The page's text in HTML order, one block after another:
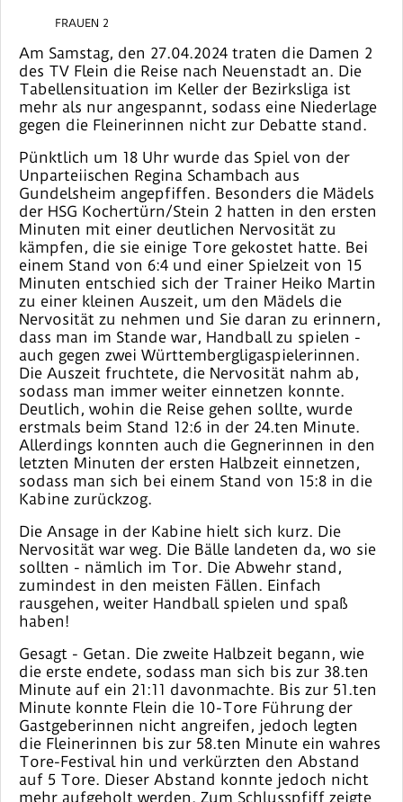
FRAUEN 2
Am Samstag, den 27.04.2024 traten die Damen 2
des TV Flein die Reise nach Neuenstadt an. Die
Tabellensituation im Keller der Bezirksliga ist
mehr als nur angespannt, sodass eine Niederlage
gegen die Fleinerinnen nicht zur Debatte stand.
Pünktlich um 18 Uhr wurde das Spiel von der
Unparteiischen Regina Schambach aus
Gundelsheim angepfiffen. Besonders die Mädels
der HSG Kochertürn/Stein 2 hatten in den ersten
Minuten mit einer deutlichen Nervosität zu
kämpfen, die sie einige Tore gekostet hatte. Bei
einem Stand von 6:4 und einer Spielzeit von 15
Minuten entschied sich der Trainer Heiko Martin
zu einer kleinen Auszeit, um den Mädels die
Nervosität zu nehmen und Sie daran zu erinnern,
dass man im Stande war, Handball zu spielen -
auch gegen zwei Württembergligaspielerinnen.
Die Auszeit fruchtete, die Nervosität nahm ab,
sodass man immer weiter einnetzen konnte.
Deutlich, wohin die Reise gehen sollte, wurde
erstmals beim Stand 12:6 in der 24.ten Minute.
Allerdings konnten auch die Gegnerinnen in den
letzten Minuten der ersten Halbzeit einnetzen,
sodass man sich bei einem Stand von 15:8 in die
Kabine zurückzog.
Die Ansage in der Kabine hielt sich kurz. Die
Nervosität war weg. Die Bälle landeten da, wo sie
sollten - nämlich im Tor. Die Abwehr stand,
zumindest in den meisten Fällen. Einfach
rausgehen, weiter Handball spielen und spaß
haben!
Gesagt - Getan. Die zweite Halbzeit begann, wie
die erste endete, sodass man sich bis zur 38.ten
Minute auf ein 21:11 davonmachte. Bis zur 51.ten
Minute konnte Flein die 10-Tore Führung der
Gastgeberinnen nicht angreifen, jedoch legten
die Fleinerinnen bis zur 58.ten Minute ein wahres
Tore-Festival hin und verkürzten den Abstand
auf 5 Tore. Dieser Abstand konnte jedoch nicht
mehr aufgeholt werden. Zum Schlusspfiff zeigte